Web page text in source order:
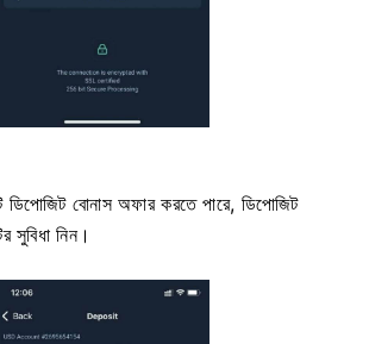
ডিপোজিট বোনাস অফার করতে পারে, ডিপোজিট
সুবিধা নিন।